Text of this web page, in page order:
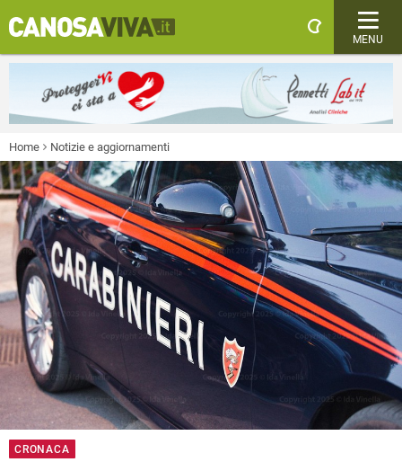
MENU
Home Notizie e aggiornamenti
CRONACA